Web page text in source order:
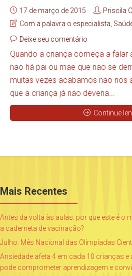
17 de março de 2015
Priscila
Com a palavra o especialista
Deixe seu comentário
Quando a criança começa a falar
não há pai ou mãe que não se
muitas vezes acabamos não nos
que a criança já não deveria...
Continue
Mais Recentes
Antes da volta às aulas: por que este é o
a caderneta de vacinação?
Julho: Mês Nacional das Olimpíadas
Ansiedade afeta 4 em cada 10 crianças
pode comprometer aprendizagem e